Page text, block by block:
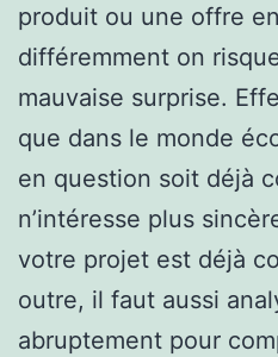
produit ou une offre
différemment on
mauvaise surprise.
que dans le monde
en question soit déjà
n’intéresse plus
votre projet est déjà
outre, il faut aussi
abruptement pour